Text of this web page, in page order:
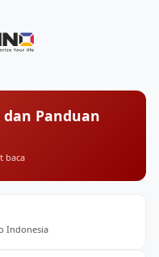
dan Panduan
baca
Indonesia